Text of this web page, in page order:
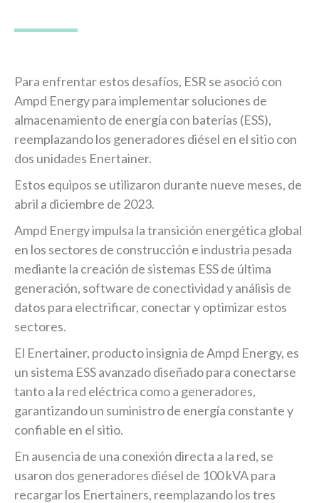
Para enfrentar estos desafíos, ESR se asoció con
Ampd Energy para implementar soluciones de
almacenamiento de energía con baterías (ESS),
reemplazando los generadores diésel en el sitio con
dos unidades Enertainer.
Estos equipos se utilizaron durante nueve meses, de
abril a diciembre de 2023.
Ampd Energy impulsa la transición energética global
en los sectores de construcción e industria pesada
mediante la creación de sistemas ESS de última
generación, software de conectividad y análisis de
datos para electrificar, conectar y optimizar estos
sectores.
El Enertainer, producto insignia de Ampd Energy, es
un sistema ESS avanzado diseñado para conectarse
tanto a la red eléctrica como a generadores,
garantizando un suministro de energía constante y
confiable en el sitio.
En ausencia de una conexión directa a la red, se
usaron dos generadores diésel de 100 kVA para
recargar los Enertainers, reemplazando los tres